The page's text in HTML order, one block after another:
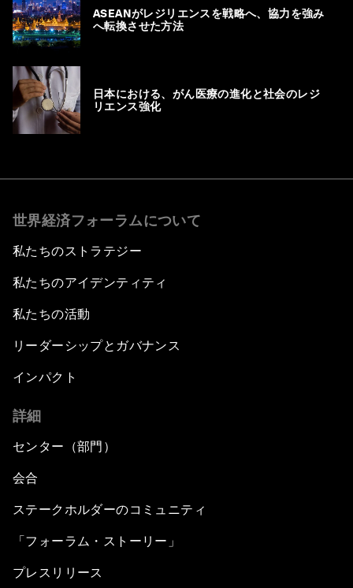
ASEANがレジリエンスを戦略へ、協力を強み
へ転換させた方法
日本における、がん医療の進化と社会のレジ
リエンス強化
世界経済フォーラムについて
私たちのストラテジー
私たちのアイデンティティ
私たちの活動
リーダーシップとガバナンス
インパクト
詳細
センター（部門）
会合
ステークホルダーのコミュニティ
「フォーラム・ストーリー」
プレスリリース